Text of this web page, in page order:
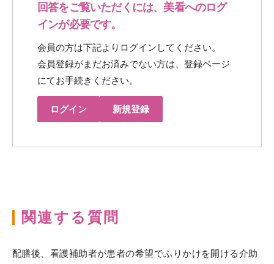
回答をご覧いただくには、美看へのログ
インが必要です。
会員の方は下記よりログインしてください。
会員登録がまだお済みでない方は、登録ページ
にてお手続きください。
ログイン 新規登録
関連する質問
配膳後、看護補助者が患者の希望でふりかけを開ける介助